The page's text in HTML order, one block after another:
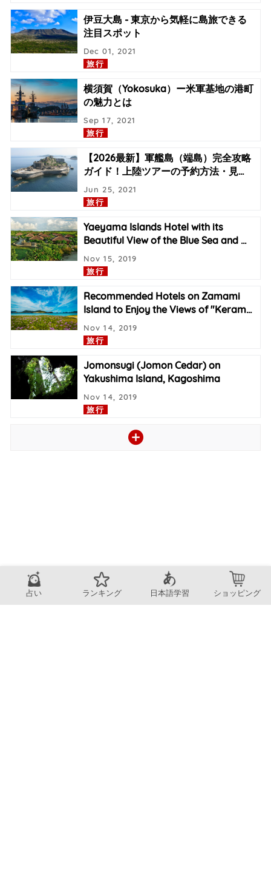
伊豆大島 - 東京から気軽に島旅できる
注目スポット
旅行
Dec 01, 2021
横須賀（Yokosuka）ー米軍基地の港町
の魅力とは
旅行
Sep 17, 2021
【2026最新】軍艦島（端島）完全攻略
ガイド！上陸ツアーの予約方法・見…
旅行
Jun 25, 2021
Yaeyama Islands Hotel with its
Beautiful View of the Blue Sea and …
旅行
Nov 15, 2019
Recommended Hotels on Zamami
Island to Enjoy the Views of "Keram…
旅行
Nov 14, 2019
Jomonsugi (Jomon Cedar) on
Yakushima Island, Kagoshima
旅行
Nov 14, 2019
占い ランキング 日本語学習 ショッピング